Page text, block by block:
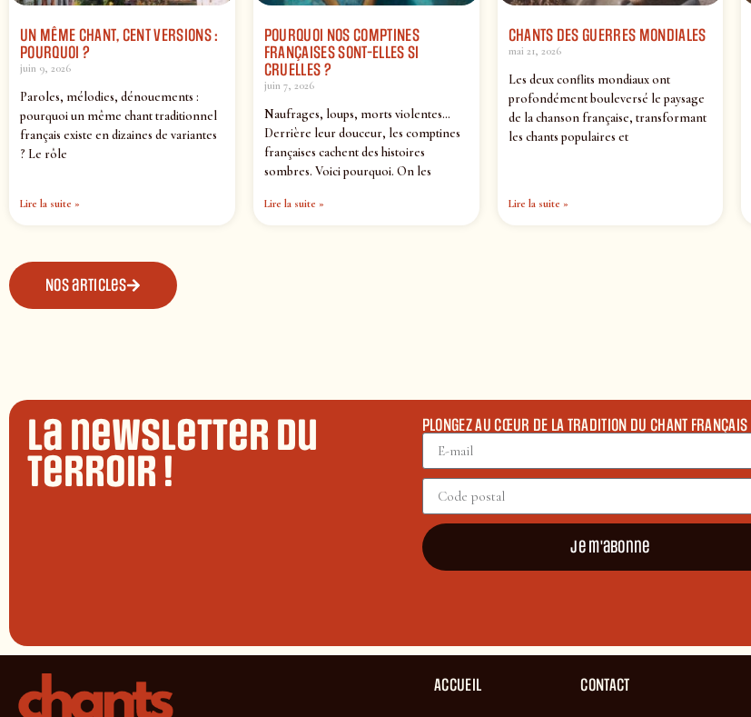
UN MÊME CHANT, CENT VERSIONS :
POURQUOI ?
juin 9, 2026
Paroles, mélodies, dénouements :
pourquoi un même chant traditionnel
français existe en dizaines de variantes
? Le rôle
Lire la suite »
POURQUOI NOS COMPTINES
FRANÇAISES SONT-ELLES SI
CRUELLES ?
juin 7, 2026
Naufrages, loups, morts violentes…
Derrière leur douceur, les comptines
françaises cachent des histoires
sombres. Voici pourquoi. On les
Lire la suite »
CHANTS DES GUERRES MONDIALES
mai 21, 2026
Les deux conflits mondiaux ont
profondément bouleversé le paysage
de la chanson française, transformant
les chants populaires et
Lire la suite »
Nos articles
La newsletter du
terroir !
PLONGEZ AU CŒUR DE LA TRADITION DU CHANT FRANÇAIS
Je m'abonne
ACCUEIL CONTACT